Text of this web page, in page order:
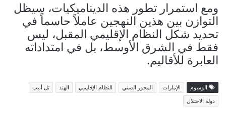
ومع استمرار تطور هذه الديناميكيات، سيظل
التوازن بين هذين النهجين عاملاً حاسماً في
تحديد شكل النظام الإقليمي المقبل، ليس
فقط في الشرق الأوسط، بل في امتداداته
العابرة للأقاليم.
الوسوم الإمارات المحور السني النظام الإقليمي الهند
تل أبيب
دولة الاحتلال